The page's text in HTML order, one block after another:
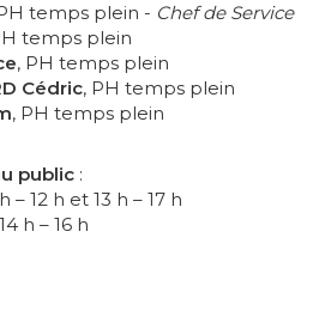
temps plein - Chef de Service
temps plein
, PH temps plein
Cédric, PH temps plein
, PH temps plein
public :
12 h et 13 h – 17 h
h – 16 h